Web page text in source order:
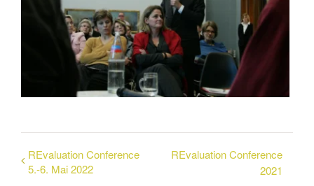
REvaluation Conference
5.-6. Mai 2022
REvaluation Conference
2021